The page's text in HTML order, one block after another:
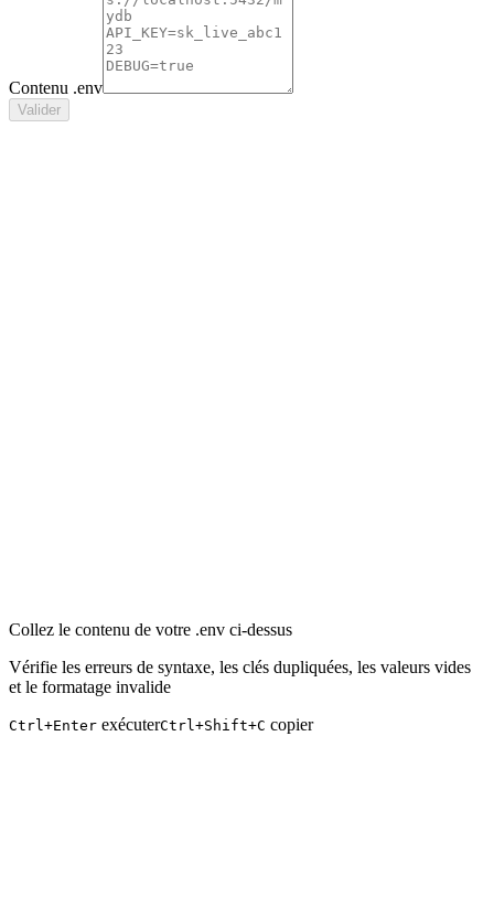
Contenu .env
Valider
Collez le contenu de votre .env ci-dessus
Vérifie les erreurs de syntaxe, les clés dupliquées, les valeurs vides
et le formatage invalide
Ctrl+Enter exécuterCtrl+Shift+C copier